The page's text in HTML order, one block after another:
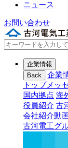
ニュース
お問い合わせ
企業情報
Back
企業
トップメッ
国内拠点 海
役員紹介 古
会社紹介動
古河電工グ